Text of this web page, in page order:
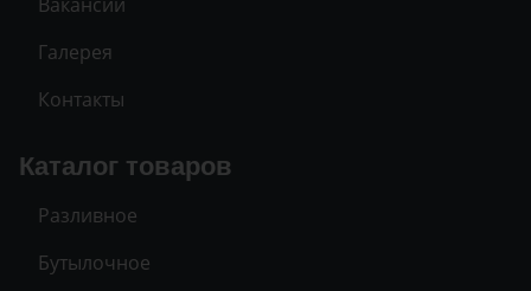
Галерея
Контакты
Каталог товаров
Разливное
Бутылочное